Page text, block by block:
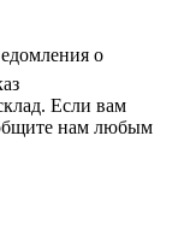
о
Если вам
нам любым